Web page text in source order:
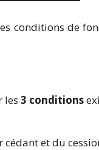
conditions de
les3 conditions
cédant et du